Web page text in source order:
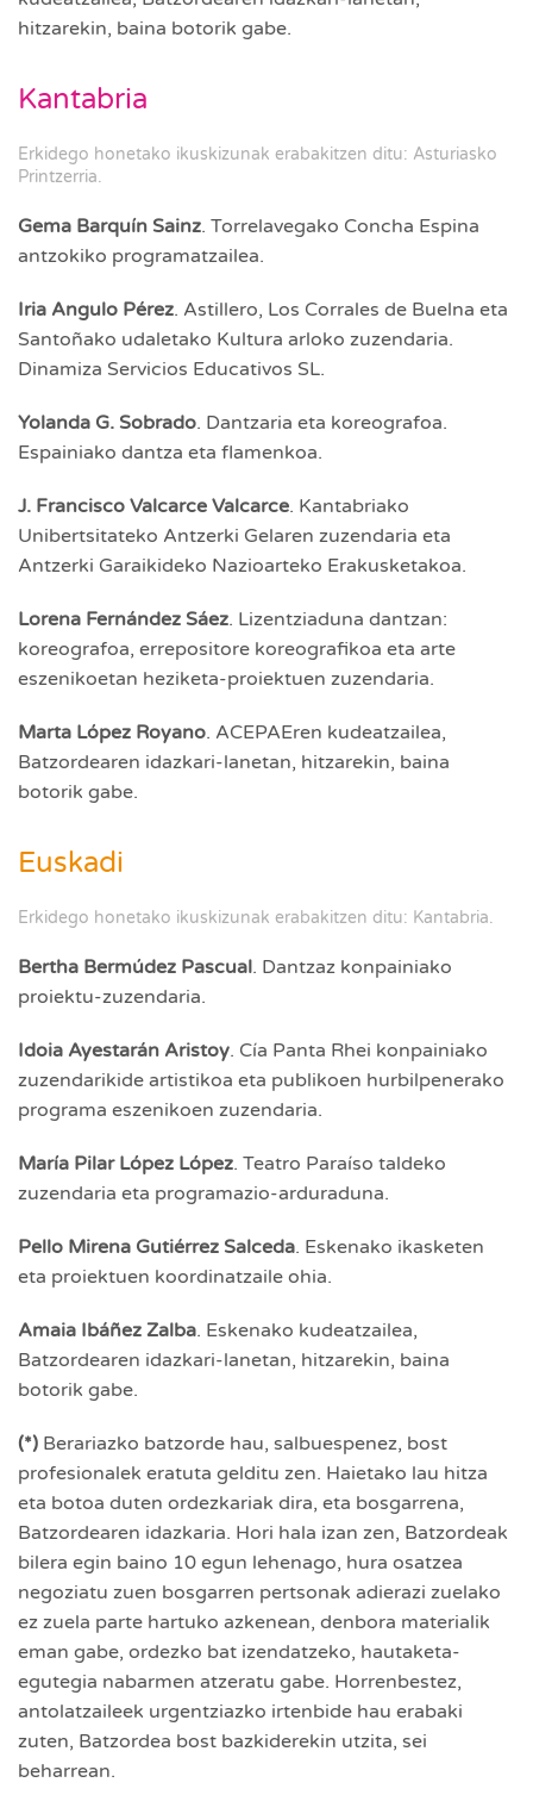
hitzarekin, baina botorik gabe.
Kantabria
Erkidego honetako ikuskizunak erabakitzen ditu: Asturiasko
Printzerria.
Gema Barquín Sainz. Torrelavegako Concha Espina
antzokiko programatzailea.
Iria Angulo Pérez. Astillero, Los Corrales de Buelna eta
Santoñako udaletako Kultura arloko zuzendaria.
Dinamiza Servicios Educativos SL.
Yolanda G. Sobrado. Dantzaria eta koreografoa.
Espainiako dantza eta flamenkoa.
J. Francisco Valcarce Valcarce. Kantabriako
Unibertsitateko Antzerki Gelaren zuzendaria eta
Antzerki Garaikideko Nazioarteko Erakusketakoa.
Lorena Fernández Sáez. Lizentziaduna dantzan:
koreografoa, errepositore koreografikoa eta arte
eszenikoetan heziketa-proiektuen zuzendaria.
Marta López Royano. ACEPAEren kudeatzailea,
Batzordearen idazkari-lanetan, hitzarekin, baina
botorik gabe.
Euskadi
Erkidego honetako ikuskizunak erabakitzen ditu: Kantabria.
Bertha Bermúdez Pascual. Dantzaz konpainiako
proiektu-zuzendaria.
Idoia Ayestarán Aristoy. Cía Panta Rhei konpainiako
zuzendarikide artistikoa eta publikoen hurbilpenerako
programa eszenikoen zuzendaria.
María Pilar López López. Teatro Paraíso taldeko
zuzendaria eta programazio-arduraduna.
Pello Mirena Gutiérrez Salceda. Eskenako ikasketen
eta proiektuen koordinatzaile ohia.
Amaia Ibáñez Zalba. Eskenako kudeatzailea,
Batzordearen idazkari-lanetan, hitzarekin, baina
botorik gabe.
(*) Berariazko batzorde hau, salbuespenez, bost
profesionalek eratuta gelditu zen. Haietako lau hitza
eta botoa duten ordezkariak dira, eta bosgarrena,
Batzordearen idazkaria. Hori hala izan zen, Batzordeak
bilera egin baino 10 egun lehenago, hura osatzea
negoziatu zuen bosgarren pertsonak adierazi zuelako
ez zuela parte hartuko azkenean, denbora materialik
eman gabe, ordezko bat izendatzeko, hautaketa-
egutegia nabarmen atzeratu gabe. Horrenbestez,
antolatzaileek urgentziazko irtenbide hau erabaki
zuten, Batzordea bost bazkiderekin utzita, sei
beharrean.